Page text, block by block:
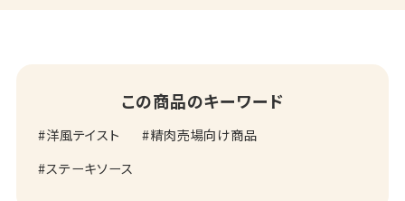
この商品のキーワード
洋風テイスト
精肉売場向け商品
ステーキソース